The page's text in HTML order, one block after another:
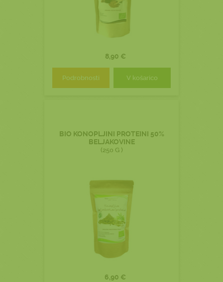
8,90 €
Podrobnosti V košarico
BIO KONOPLJINI PROTEINI 50%
BELJAKOVINE
(250 G )
6,90 €